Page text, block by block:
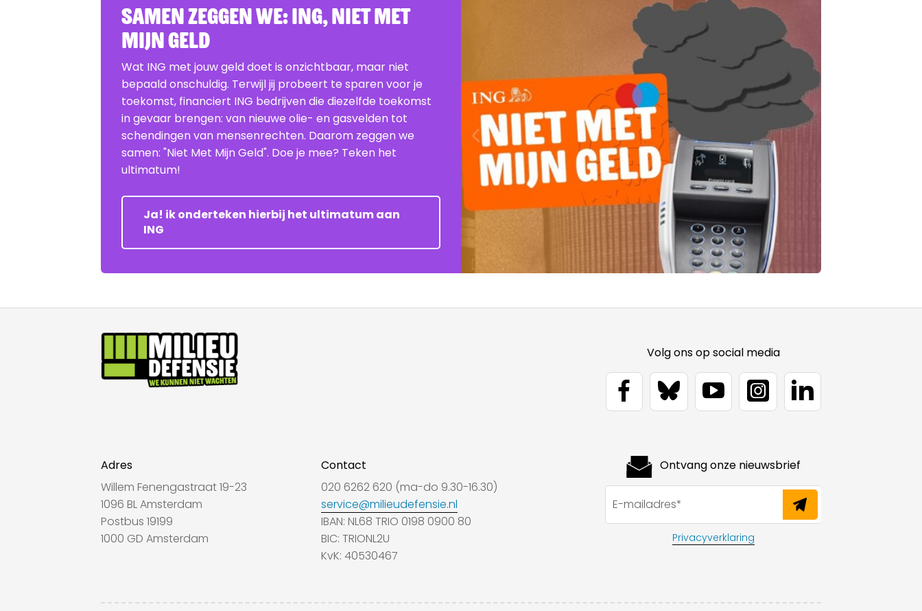
Samen zeggen we: ING, Niet Met
Mijn Geld
Wat ING met jouw geld doet is onzichtbaar, maar niet
bepaald onschuldig. Terwijl jij probeert te sparen voor je
toekomst, financiert ING bedrijven die diezelfde toekomst
in gevaar brengen: van nieuwe olie- en gasvelden tot
schendingen van mensenrechten. Daarom zeggen we
samen: "Niet Met Mijn Geld". Doe je mee? Teken het
ultimatum!
Ja! ik onderteken hierbij het ultimatum aan
ING
Volg ons op social media
Adres
Willem Fenengastraat 19-23
1096 BL Amsterdam
Postbus 19199
1000 GD Amsterdam
Contact
020 6262 620 (ma-do 9.30-16.30)
service@milieudefensie.nl
IBAN: NL68 TRIO 0198 0900 80
BIC: TRIONL2U
KvK: 40530467
Ontvang onze nieuwsbrief
Privacyverklaring